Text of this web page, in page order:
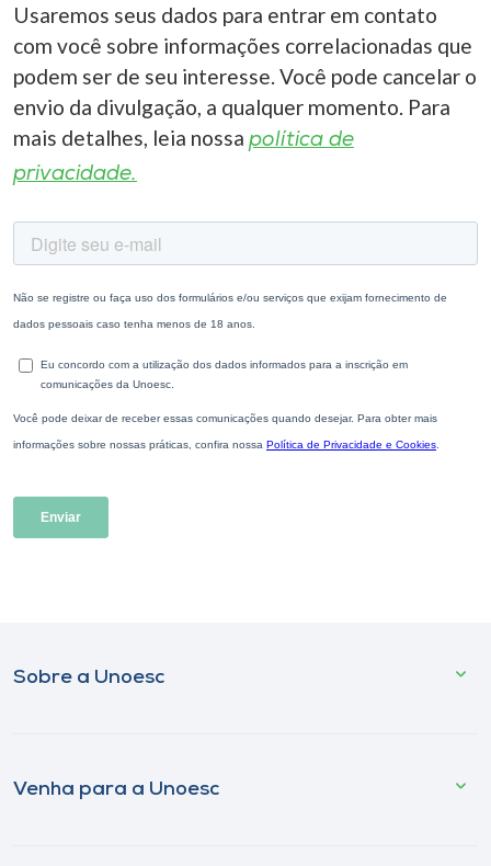
Usaremos seus dados para entrar em contato
com você sobre informações correlacionadas que
podem ser de seu interesse. Você pode cancelar o
envio da divulgação, a qualquer momento. Para
mais detalhes, leia nossa política de
privacidade.
Sobre a Unoesc
Venha para a Unoesc